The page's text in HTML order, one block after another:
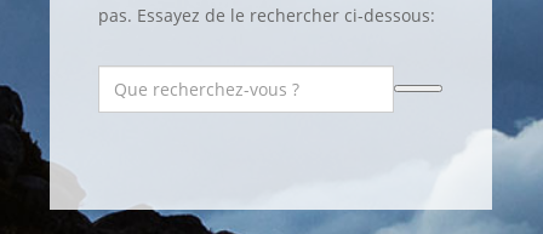
pas. Essayez de le rechercher ci-dessous: